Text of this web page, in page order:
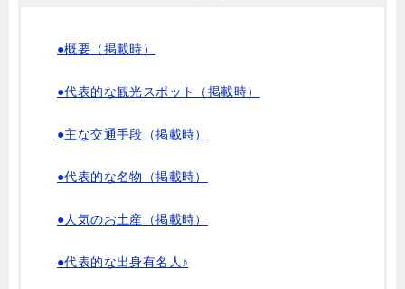
●概要（掲載時）
●代表的な観光スポット（掲載時）
●主な交通手段（掲載時）
●代表的な名物（掲載時）
●人気のお土産（掲載時）
●代表的な出身有名人♪